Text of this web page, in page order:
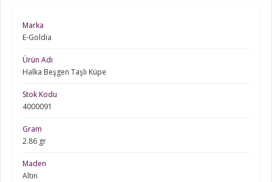
Marka
E-Goldia
Ürün Adı
Halka Beşgen Taşlı Küpe
Stok Kodu
4000091
Gram
2.86 gr
Maden
Altın